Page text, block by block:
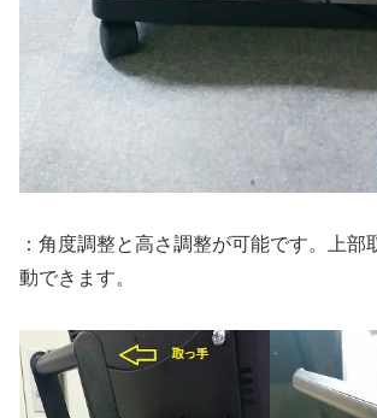
：角度調整と高さ調整が可能です。上部
動できます。